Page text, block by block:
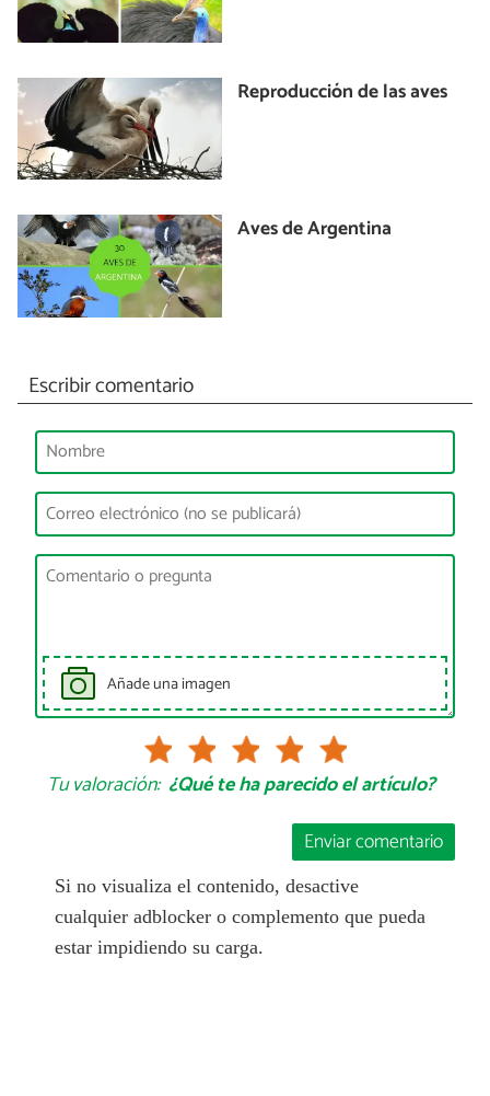
Reproducción de las aves
Aves de Argentina
Escribir comentario
Añade una imagen
Tu valoración: ¿Qué te ha parecido el artículo?
Enviar comentario
Si no visualiza el contenido, desactive
cualquier adblocker o complemento que pueda
estar impidiendo su carga.